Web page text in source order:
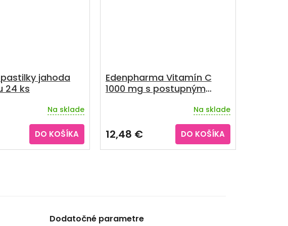
jahoda
24 ks
Na sklade
DO KOŠÍKA
Edenpharma Vitamín C
1000 mg s postupným
Na sklade
12,48 € DO KOŠÍKA
Dodatočné parametre